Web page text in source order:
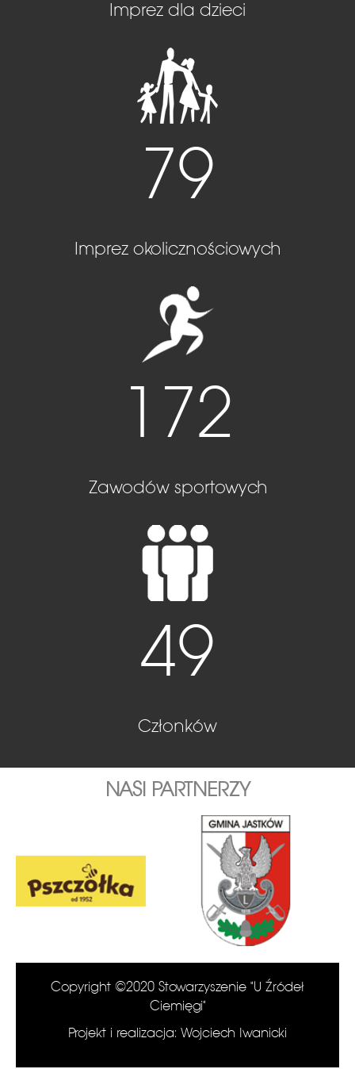
Imprez dla dzieci
79
Imprez okolicznościowych
172
Zawodów sportowych
49
Członków
NASI PARTNERZY
Copyright ©2020 Stowarzyszenie "U Źródeł
Ciemięgi"
Projekt i realizacja: Wojciech Iwanicki